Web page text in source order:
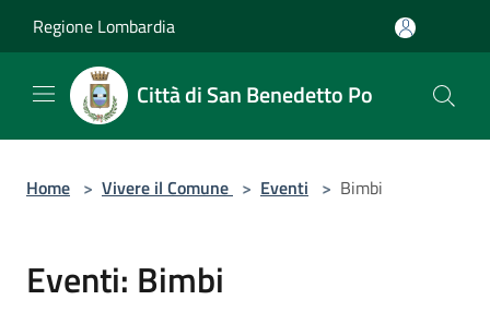
Regione Lombardia
Città di San Benedetto Po
Home > Vivere il Comune > Eventi > Bimbi
Eventi: Bimbi